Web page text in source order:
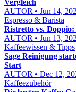
Vergleich
AUTOR • Jun 14,
Espresso & Barista
Ristretto vs.
AUTOR • Jun 13,
Kaffeewissen & Tipps
Sage Reinigung
Start
AUTOR • Dec 12,
Kaffeezubehör